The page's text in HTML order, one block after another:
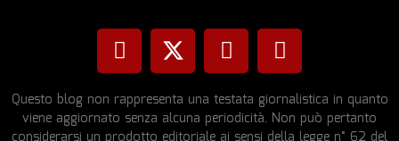
Questo blog non rappresenta una testata giornalistica in quanto
viene aggiornato senza alcuna periodicità. Non può pertanto